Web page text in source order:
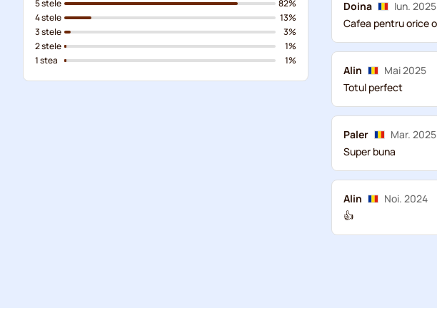
5 stele
4 stele
3 stele
2 stele
1 stea
82%
13%
3%
1%
1%
Doina
Iun. 2025
Cafea pentru orice
Alin
Mai 2025
Totul perfect
Paler
Mar. 2025
Super buna
Alin
Noi. 2024
👍